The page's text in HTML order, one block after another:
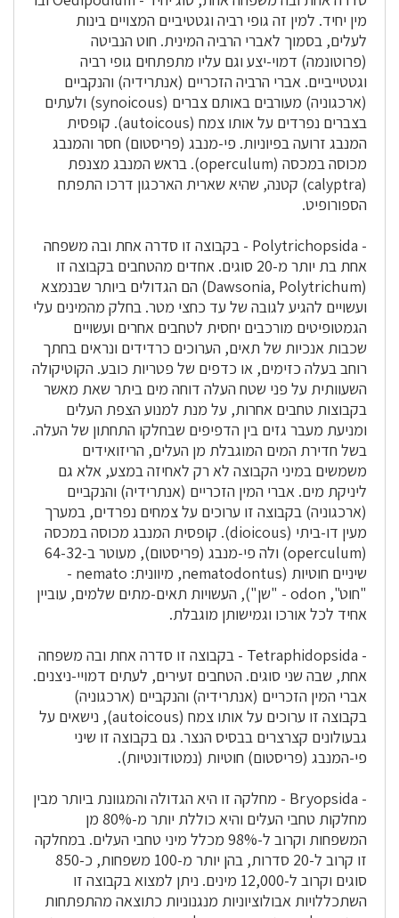
מין יחיד. למין זה גופי רביה וגטטיביים המצויים בינות
לעלים, בסמוך לאברי הרביה המינית. חוט הנביטה
(פרוטונמה) דמוי-יצע וגם עליו מתפתחים גופי רביה
וגטטייביים. אברי הרביה הזכריים (אנתרידיה) והנקביים
(ארכגוניה) מעורבים באותם צברים (synoicous) ולעתים
בצברים נפרדים על אותו צמח (autoicous). קופסית
המנבג זרועה בפיוניות. פי-מנבג (פריסטום) חסר והמנבג
מכוסה במכסה (operculum). בראש המנבג מצנפת
(calyptra) קטנה, שהיא שארית הארכגון דרכו התפתח
הספורופיט.
- Polytrichopsida - בקבוצה זו סדרה אחת ובה משפחה
אחת בת יותר מ-20 סוגים. אחדים מהטחבים בקבוצה זו
(Dawsonia, Polytrichum) הם הגדולים ביותר שבנמצא
ועשויים להגיע לגובה של עד כחצי מטר. בחלק מהמינים עלי
הגמטופיטים מורכבים יחסית לטחבים אחרים ועשויים
שכבות אנכיות של תאים, הערוכים כרדידים ונראים בחתך
רוחב בעלה כזימים, או כדפים של פטריות כובע. הקוטיקולה
השעוותית על פני שטח העלה דוחה מים ביתר שאת מאשר
בקבוצות טחבים אחרות, על מנת למנוע הצפת העלים
ומניעת מעבר גזים בין הדפיפים שבחלקו התחתון של העלה.
בשל חדירת המים המוגבלת מן העלים, הריזואידים
משמשים במיני הקבוצה לא רק לאחיזה במצע, אלא גם
ליניקת מים. אברי המין הזכריים (אנתרידיה) והנקביים
(ארכגוניה) בקבוצה זו ערוכים על צמחים נפרדים, במערך
מעין דו-ביתי (dioicous). קופסית המנבג מכוסה במכסה
(operculum) ולה פי-מנבג (פריסטום), מעוטר ב-64-32
שיניים חוטיות (nematodontus, מיוונית: nemato -
"חוט", odon - "שן"), העשויות תאים-מתים שלמים, עוביין
אחיד לכל אורכו וגמישותן מוגבלת.
- Tetraphidopsida - בקבוצה זו סדרה אחת ובה משפחה
אחת, שבה שני סוגים. הטחבים זעירים, לעתים דמויי-ניצנים.
אברי המין הזכריים (אנתרידיה) והנקביים (ארכגוניה)
בקבוצה זו ערוכים על אותו צמח (autoicous), נישאים על
גבעולונים קצרצרים בבסיס הנצר. גם בקבוצה זו שיני
פי-המנבג (פריסטום) חוטיות (נמטודונטיות).
- Bryopsida - מחלקה זו היא הגדולה והמגוונת ביותר מבין
מחלקות טחבי העלים והיא כוללת יותר מ-80% מן
המשפחות וקרוב ל-98% מכלל מיני טחבי העלים. במחלקה
זו קרוב ל-20 סדרות, בהן יותר מ-100 משפחות, כ-850
סוגים וקרוב ל-12,000 מינים. ניתן למצוא בקבוצה זו
השתכללויות אבולוציוניות מנגנוניות כתוצאה מהתפתחות